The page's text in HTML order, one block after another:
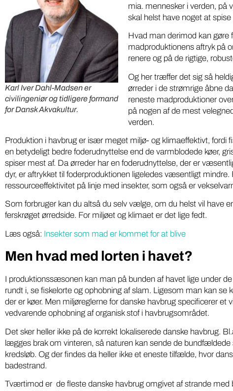
Karl Iver Dahl-Madsen er
civilingeniør og tidligere formand
for Dansk Akvakultur.
mia. mennesker i verden, på
skal helst have noget at spise
Hvad man derimod kan gøre
madproduktionens aftryk på
renere og på de rigtige,
Og her træffer det sig så
ørreder i de strømrige åbne
reneste madproduktioner
på nogen af de mest
verden.
Produktion i havbrug er især meget miljø- og klimaeffektivt, fordi
en betydeligt bedre foderudnyttelse end de varmblodede køer,
spiser mest af. Da ørreder har en foderudnyttelse, der er
dyr, er aftrykket til foderproduktionen ligeledes væsentligt mindre.
ressourceeffektivitet på linje med insekter, som også er
Som forbruger kan du altså du selv vælge, om du helst vil have
ferskrøget ørredside. For miljøet og klimaet er det lige fedt.
Læs også: Insekter som mad er kommet for at blive
Men hvad med lorten i havet?
I produktionssæsonen kan man på bunden af havet lige under
rundt i, se fiskelorte og ophobning af slam. Ligesom man kan se
der er køer. Men miljøreglerne for danske havbrug specificerer et
vedvarende ophobning af organisk stof i havbrugsområdet.
Det sker heller ikke på de korrekt lokaliserede danske havbrug.
lægges brak om vinteren, så naturen kan sende de bundfældede
kredsløb. Og der findes da heller ikke et eneste tilfælde, hvor
badestrand.
Tværtimod er de fleste danske havbrug omgivet af strande med